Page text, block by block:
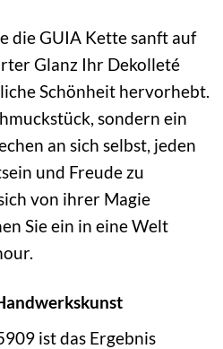
die GUIA Kette sanft auf
Glanz Ihr Dekolleté
Schönheit hervorhebt.
sondern ein
an sich selbst, jeden
und Freude zu
von ihrer Magie
Sie ein in eine Welt
ist das Ergebnis